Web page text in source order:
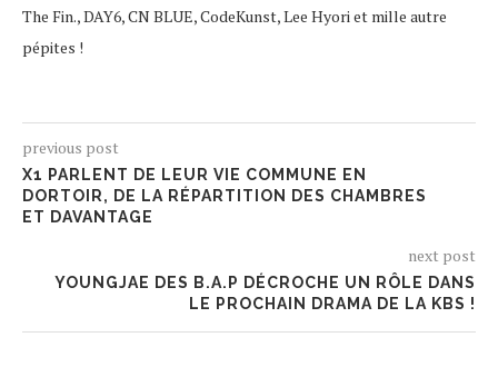
The Fin., DAY6, CN BLUE, CodeKunst, Lee Hyori et mille autre
pépites !
previous post
X1 PARLENT DE LEUR VIE COMMUNE EN
DORTOIR, DE LA RÉPARTITION DES CHAMBRES
ET DAVANTAGE
next post
YOUNGJAE DES B.A.P DÉCROCHE UN RÔLE DANS
LE PROCHAIN DRAMA DE LA KBS !